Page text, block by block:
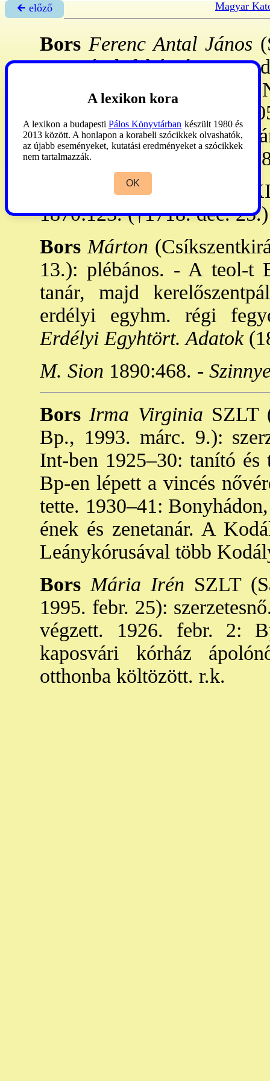
🡰 előző Magyar
Bors Ferenc Antal János
9. - Károlyfehérvár, 1718.
helynök. - Kolozsvárt és
21: a CGH növ-e lett.
plnos, 1716:
helynöke lelki ügyekben.
Memoria Trans.
1870:123. (†1718. dec.
Bors Márton
13.): plébános. - A teol-t
tanár, majd
erdélyi egyhm. régi
Erdélyi Egyhtört. Adatok
M. Sion 1890:468. -
Bors Irma Virginia SZLT
Bp., 1993. márc. 9.):
Int-ben 1925–30: tanító és
Bp-en lépett a vincés
tette. 1930–41:
ének és zenetanár. A
Leánykórusával több
Bors Mária Irén SZLT
1995. febr. 25):
végzett. 1926. febr. 2:
kaposvári kórház
otthonba költözött. r.k.
A lexikon kora
A lexikon a budapesti Pálos Könyvtárban készült 1980 és
2013 között. A honlapon a korabeli szócikkek olvashatók,
az újabb eseményeket, kutatási eredményeket a szócikkek
nem tartalmazzák.
OK